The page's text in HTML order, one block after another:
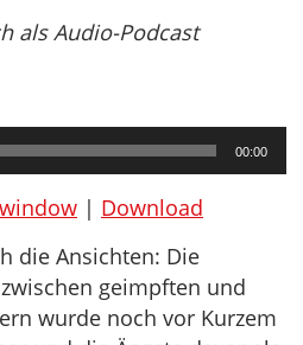
als Audio-Podcast
00:00
| Download
die Ansichten: Die
geimpften und
wurde noch vor Kurzem